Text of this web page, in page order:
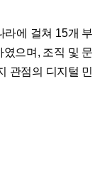
라에 걸쳐 15개 부
으며, 조직 및 문
관점의 디지털 민